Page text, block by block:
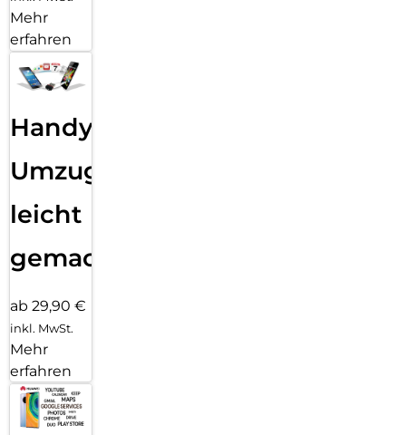
Mehr
erfahren
Handy
Umzug
leicht
gemacht!
ab 29,90 €
inkl. MwSt.
Mehr
erfahren